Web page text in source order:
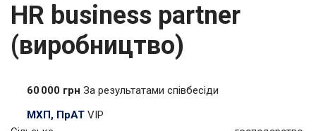
HR business partner
(виробництво)
60 000 грн За результатами співбесіди
МХП, ПрАТVIP